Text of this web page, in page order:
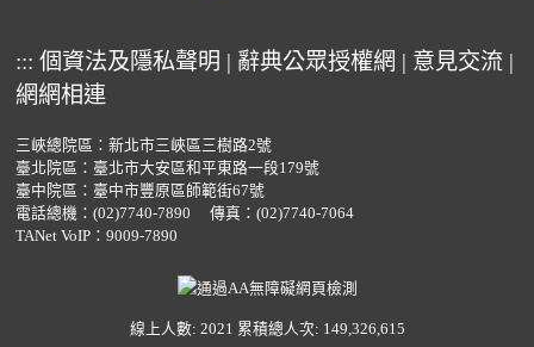
::: 個資法及隱私聲明 | 辭典公眾授權網 | 意見交流 |
網網相連
三峽總院區：新北市三峽區三樹路2號
臺北院區：臺北市大安區和平東路一段179號
臺中院區：臺中市豐原區師範街67號
電話總機： (02)7740-7890
傳真：(02)7740-7064
TANet VoIP：9009-7890
線上人數: 2021 累積總人次: 149,326,615